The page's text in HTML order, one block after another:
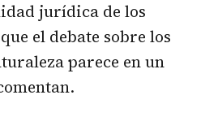
jurídica de los
el debate sobre los
parece en un